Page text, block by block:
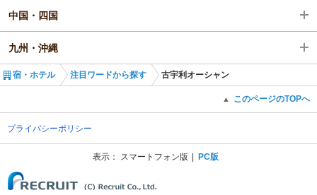
中国・四国
九州・沖縄
宿・ホテル 注目ワードから探す 古宇利オーシャン
▲ このページのTOPへ
プライバシーポリシー
表示： スマートフォン版 PC版